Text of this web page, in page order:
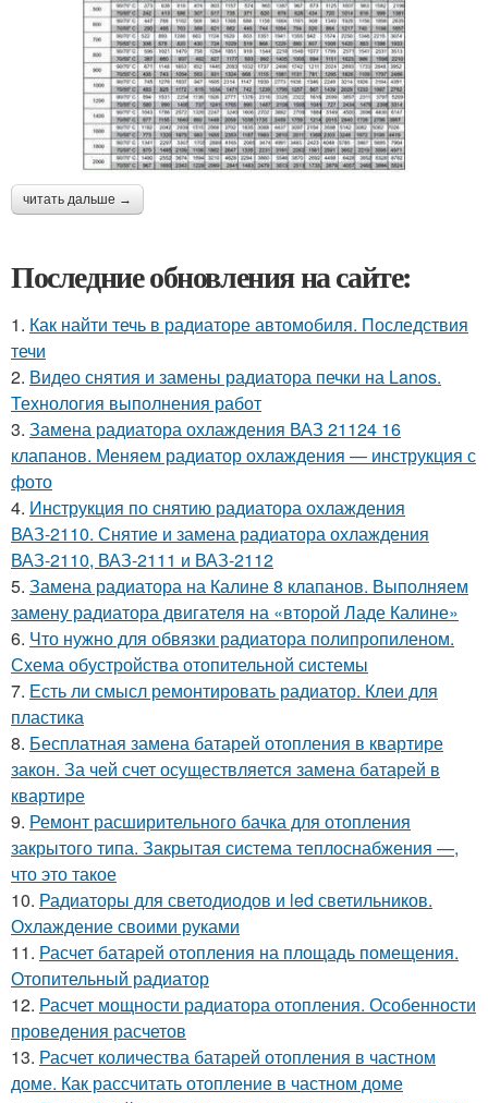
читать дальше →
Последние обновления на сайте:
1. Как найти течь в радиаторе автомобиля. Последствия
течи
2. Видео снятия и замены радиатора печки на Lanos.
Технология выполнения работ
3. Замена радиатора охлаждения ВАЗ 21124 16
клапанов. Меняем радиатор охлаждения — инструкция с
фото
4. Инструкция по снятию радиатора охлаждения
ВАЗ-2110. Снятие и замена радиатора охлаждения
ВАЗ-2110, ВАЗ-2111 и ВАЗ-2112
5. Замена радиатора на Калине 8 клапанов. Выполняем
замену радиатора двигателя на «второй Ладе Калине»
6. Что нужно для обвязки радиатора полипропиленом.
Схема обустройства отопительной системы
7. Есть ли смысл ремонтировать радиатор. Клеи для
пластика
8. Бесплатная замена батарей отопления в квартире
закон. За чей счет осуществляется замена батарей в
квартире
9. Ремонт расширительного бачка для отопления
закрытого типа. Закрытая система теплоснабжения —,
что это такое
10. Радиаторы для светодиодов и led светильников.
Охлаждение своими руками
11. Расчет батарей отопления на площадь помещения.
Отопительный радиатор
12. Расчет мощности радиатора отопления. Особенности
проведения расчетов
13. Расчет количества батарей отопления в частном
доме. Как рассчитать отопление в частном доме